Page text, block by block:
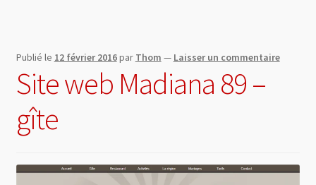
Publié le 12 février 2016par Thom — Laisser un commentaire
Site web Madiana 89 –
gîte